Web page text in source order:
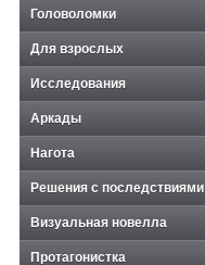
Головоломки
Для взрослых
Исследования
Аркады
Нагота
Решения с последствиями
Визуальная новелла
Протагонистка